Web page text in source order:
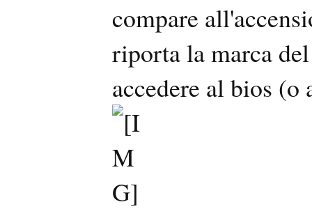
compare
riporta la marca
accedere al bios